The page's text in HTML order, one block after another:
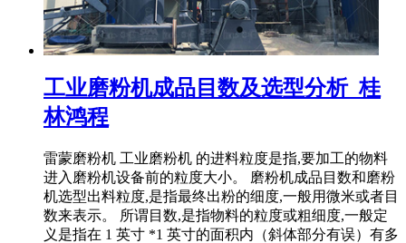
工业磨粉机成品目数及选型分析_桂
林鸿程
雷蒙磨粉机 工业磨粉机 的进料粒度是指,要加工的物料
进入磨粉机设备前的粒度大小。 磨粉机成品目数和磨粉
机选型出料粒度,是指最终出粉的细度,一般用微米或者目
数来表示。 所谓目数,是指物料的粒度或粗细度,一般定
义是指在 1 英寸 *1 英寸的面积内（斜体部分有误）有多